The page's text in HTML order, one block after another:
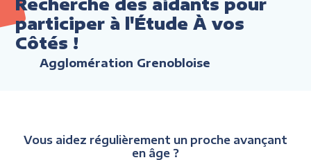
Recherche des aidants pour
participer à l'Étude À vos
Côtés !
Agglomération Grenobloise
Vous aidez régulièrement un proche avançant
en âge ?